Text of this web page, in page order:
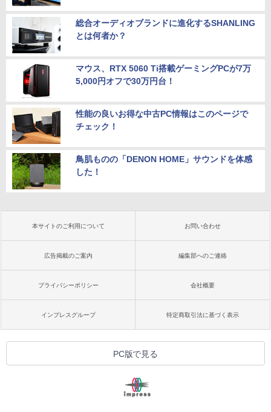
総合オーディオブランドに進化するSHANLING
とは何者か？
マウス、RTX 5060 Ti搭載ゲーミングPCが7万
5,000円オフで30万円台！
性能の良いお得な中古PC情報はこのページで
チェック！
鳥肌ものの「DENON HOME」サウンドを体感
した！
本サイトのご利用について お問い合わせ
広告掲載のご案内 編集部へのご連絡
プライバシーポリシー 会社概要
インプレスグループ 特定商取引法に基づく表示
PC版で見る